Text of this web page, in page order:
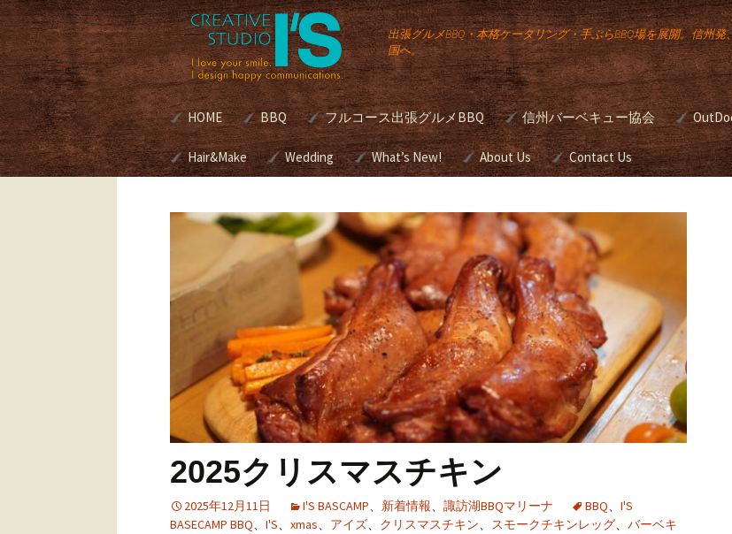
出張グルメBBQ・本格ケータリング・手ぶらBBQ場を展開。信州
国へ。
コ
ン
テ
ン
ツ
HOME BBQ
諏訪湖BBQマリーナ[公
式]
フルコース出張グルメBBQ
別荘・個人宅向け出張
グルメBBQ
本格BBQのケータリン
グサービス | Gourmet
BBQ Catering
ロケ現場への出張ライ
ブクッキング
アウトドア・ウエディ
ング
信州バーベキュー協会
JBBQA バーベキュー検
定
本格
簡単
BBQ
ング
Hair&Make
美容室のメニューと料
Wedding
ブライダルプロデュー
スって？
プロデュースの進め方
キリスト教式 神前挙
式 人前挙式 あなたは
どの挙式スタイルをお
考えですか？
アウトドア・ウエディ
ング
ユーザーズボイス
What’s New! About Us Contact Us
2025クリスマスチキン
2025年12月11日 I'S BASCAMP、 新着情報、 諏訪湖BBQマリーナ BBQ、 I'S
BASECAMP BBQ、 I'S、 xmas、 アイズ、 クリスマスチキン、 スモークチキンレッグ、 バーベキ